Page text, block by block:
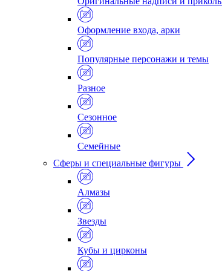
Оформление входа, арки
Популярные персонажи и темы
Разное
Сезонное
Семейные
Сферы и специальные фигуры
Алмазы
Звезды
Кубы и цирконы